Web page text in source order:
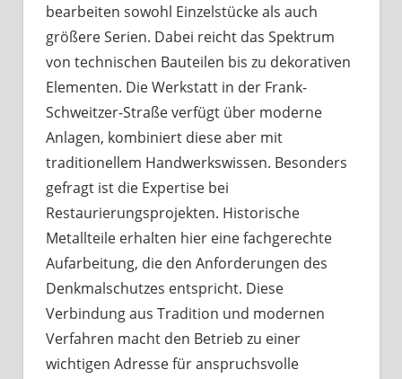
bearbeiten sowohl Einzelstücke als auch
größere Serien. Dabei reicht das Spektrum
von technischen Bauteilen bis zu dekorativen
Elementen. Die Werkstatt in der Frank-
Schweitzer-Straße verfügt über moderne
Anlagen, kombiniert diese aber mit
traditionellem Handwerkswissen. Besonders
gefragt ist die Expertise bei
Restaurierungsprojekten. Historische
Metallteile erhalten hier eine fachgerechte
Aufarbeitung, die den Anforderungen des
Denkmalschutzes entspricht. Diese
Verbindung aus Tradition und modernen
Verfahren macht den Betrieb zu einer
wichtigen Adresse für anspruchsvolle